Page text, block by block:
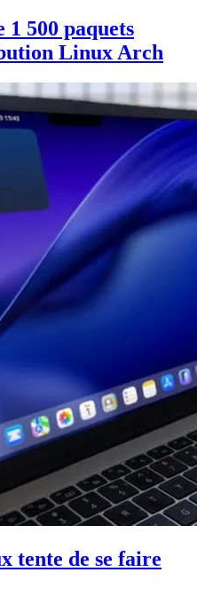
500 paquets
Linux Arch
tente de se faire